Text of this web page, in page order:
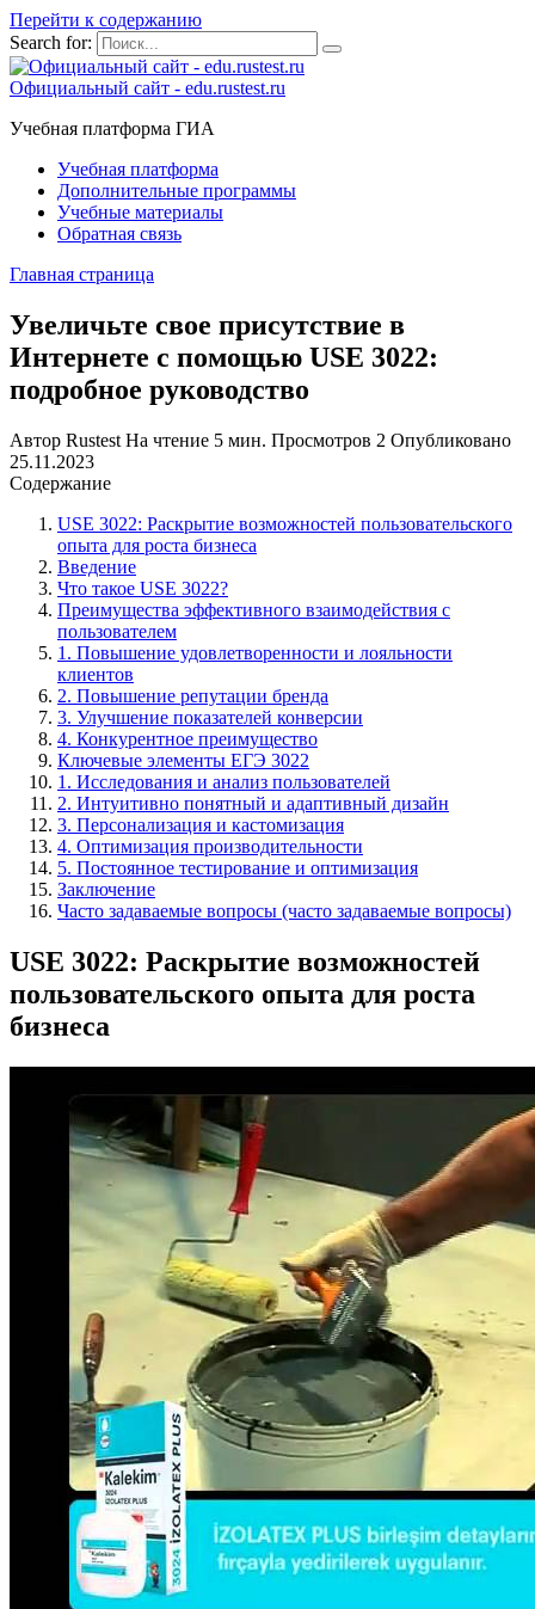
Перейти к содержанию
Search for:
Официальный сайт - edu.rustest.ru
Учебная платформа ГИА
Учебная платформа
Дополнительные программы
Учебные материалы
Обратная связь
Главная страница
Увеличьте свое присутствие в
Интернете с помощью USE 3022:
подробное руководство
Автор Rustest На чтение 5 мин. Просмотров 2 Опубликовано
25.11.2023
Содержание
USE 3022: Раскрытие возможностей пользовательского
опыта для роста бизнеса
Введение
Что такое USE 3022?
Преимущества эффективного взаимодействия с
пользователем
1. Повышение удовлетворенности и лояльности
клиентов
2. Повышение репутации бренда
3. Улучшение показателей конверсии
4. Конкурентное преимущество
Ключевые элементы ЕГЭ 3022
1. Исследования и анализ пользователей
2. Интуитивно понятный и адаптивный дизайн
3. Персонализация и кастомизация
4. Оптимизация производительности
5. Постоянное тестирование и оптимизация
Заключение
Часто задаваемые вопросы (часто задаваемые вопросы)
USE 3022: Раскрытие возможностей
пользовательского опыта для роста
бизнеса